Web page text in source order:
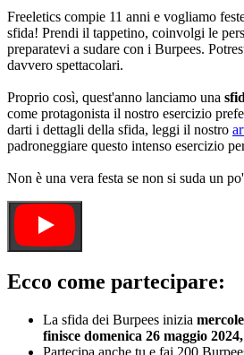
Freeletics compie 11 anni e vogliamo
sfida! Prendi il tappetino, coinvolgi le
preparatevi a sudare con i Burpees.
davvero spettacolari.
Proprio così, quest'anno lanciamo una
come protagonista il nostro esercizio
darti i dettagli della sfida, leggi il nostro
padroneggiare questo intenso esercizio
Non è una vera festa se non si suda un
Ecco come partecipare:
La sfida dei Burpees inizia
finisce domenica 26 maggio
Partecipa anche tu e fai 200